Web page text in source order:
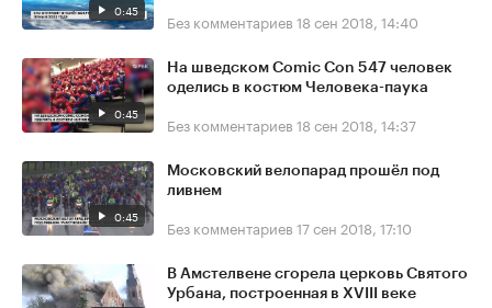
0:45 Без комментариев 18 сен 2018, 14:40
0:45
На шведском Comic Con 547 человек
оделись в костюм Человека-паука
Без комментариев 18 сен 2018, 14:37
0:45
Московский велопарад прошёл под
ливнем
Без комментариев 17 сен 2018, 17:10
В Амстелвене сгорела церковь Святого
Урбана, построенная в XVIII веке